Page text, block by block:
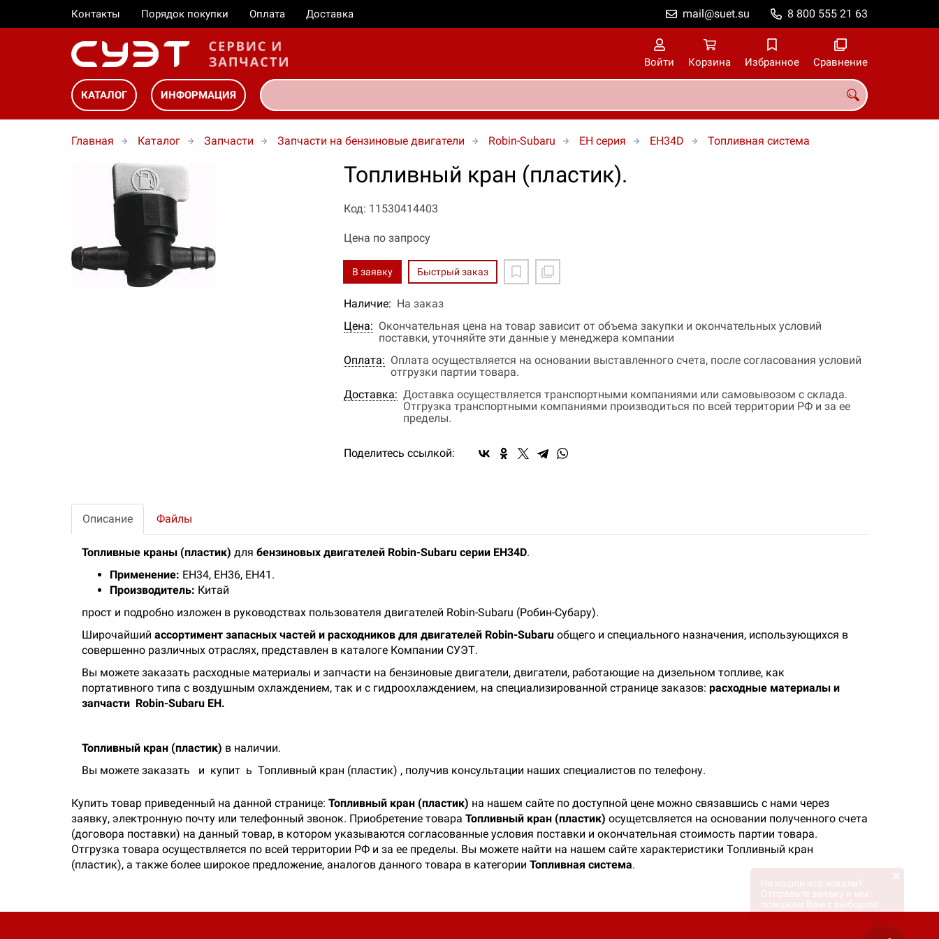
Контакты Порядок покупки Оплата Доставка 8 800 555 21 63
mail@suet.su
Войти Корзина Избранное Сравнение
КАТАЛОГ ИНФОРМАЦИЯ
Главная Каталог Запчасти Запчасти на бензиновые двигатели Robin-Subaru EH серия EH34D Топливная система
Топливный кран (пластик).
Код: 11530414403
Цена по запросу
В заявку Быстрый заказ
Наличие: На заказ
Цена: Окончательная цена на товар зависит от объема закупки и окончательных условий
поставки, уточняйте эти данные у менеджера компании
Оплата: Оплата осуществляется на основании выставленного счета, после согласования условий
отгрузки партии товара.
Доставка: Доставка осуществляется транспортными компаниями или самовывозом с склада.
Отгрузка транспортными компаниями производиться по всей территории РФ и за ее
пределы.
Поделитесь ссылкой:
Описание Файлы
Топливные краны (пластик) для бензиновых двигателей Robin-Subaru серии EH34D.
Применение: EH34, EH36, EH41.
Производитель: Китай
прост и подробно изложен в руководствах пользователя двигателей Robin-Subaru (Робин-Субару).
Широчайший ассортимент запасных частей и расходников для двигателей Robin-Subaru общего и специального назначения, использующихся в
совершенно различных отраслях, представлен в каталоге Компании СУЭТ.
Вы можете заказать расходные материалы и запчасти на бензиновые двигатели, двигатели, работающие на дизельном топливе, как
портативного типа с воздушным охлаждением, так и с гидроохлаждением, на специализированной странице заказов: расходные материалы и
запчасти Robin-Subaru EH.
Топливный кран (пластик) в наличии.
Вы можете заказать
и купит ь Топливный кран (пластик) , получив консультации наших специалистов по телефону.
Купить товар приведенный на данной странице: Топливный кран (пластик) на нашем сайте по доступной цене можно связавшись с нами через
заявку, электронную почту или телефонный звонок. Приобретение товара Топливный кран (пластик) осущетсвляется на основании полученного счета
(договора поставки) на данный товар, в котором указываются согласованные условия поставки и окончательная стоимость партии товара.
Отгрузка товара осуществляется по всей территории РФ и за ее пределы. Вы можете найти на нашем сайте характеристики Топливный кран
(пластик), а также более широкое предложение, аналогов данного товара в категории Топливная система.